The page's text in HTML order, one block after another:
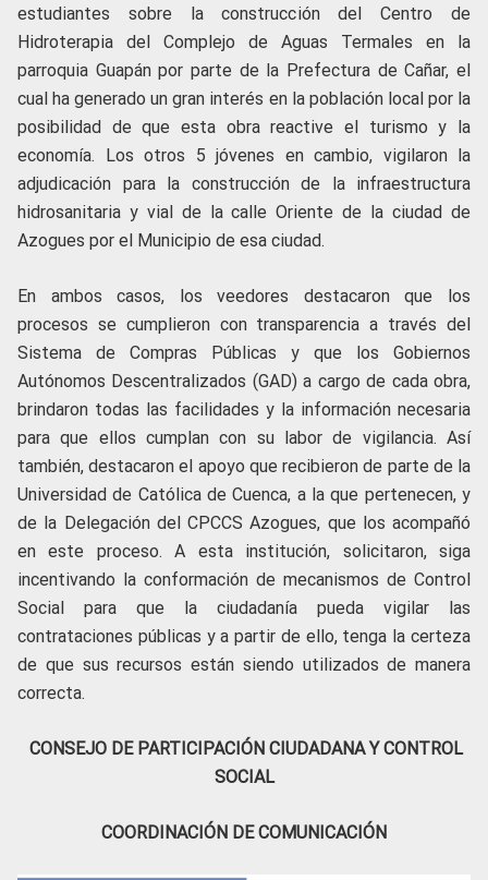
estudiantes sobre la construcción del Centro de
Hidroterapia del Complejo de Aguas Termales en la
parroquia Guapán por parte de la Prefectura de Cañar, el
cual ha generado un gran interés en la población local por la
posibilidad de que esta obra reactive el turismo y la
economía. Los otros 5 jóvenes en cambio, vigilaron la
adjudicación para la construcción de la infraestructura
hidrosanitaria y vial de la calle Oriente de la ciudad de
Azogues por el Municipio de esa ciudad.
En ambos casos, los veedores destacaron que los
procesos se cumplieron con transparencia a través del
Sistema de Compras Públicas y que los Gobiernos
Autónomos Descentralizados (GAD) a cargo de cada obra,
brindaron todas las facilidades y la información necesaria
para que ellos cumplan con su labor de vigilancia. Así
también, destacaron el apoyo que recibieron de parte de la
Universidad de Católica de Cuenca, a la que pertenecen, y
de la Delegación del CPCCS Azogues, que los acompañó
en este proceso. A esta institución, solicitaron, siga
incentivando la conformación de mecanismos de Control
Social para que la ciudadanía pueda vigilar las
contrataciones públicas y a partir de ello, tenga la certeza
de que sus recursos están siendo utilizados de manera
correcta.
CONSEJO DE PARTICIPACIÓN CIUDADANA Y CONTROL
SOCIAL
COORDINACIÓN DE COMUNICACIÓN